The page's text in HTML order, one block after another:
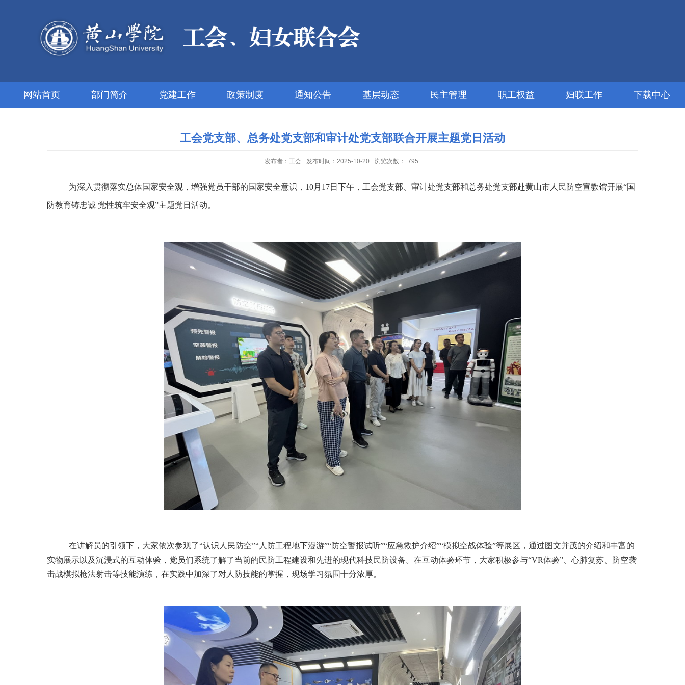
网站首页 部门简介 党建工作 政策制度 通知公告 基层动态 民主管理 职工权益 妇联工作 下载中心
工会党支部、总务处党支部和审计处党支部联合开展主题党日活动
发布者：工会 发布时间：2025-10-20 浏览次数： 795
为深入贯彻落实总体国家安全观，增强党员干部的国家安全意识， 10月17日下午，工会党支部、审计处党支部和总务处党支部赴黄山市人民防空宣教馆开展“国
防教育铸忠诚 党性筑牢安全观”主题党日活动。
在讲解员的引领下，大家依次参观了“认识人民防空”“人防工程地下漫游”“防空警报试听”“应急救护介绍”“模拟空战体验”等展区，通过图文并茂的介绍和丰富的
实物展示以及沉浸式的互动体验，党员们系统了解了当前的民防工程建设和先进的现代科技民防设备。在互动体验环节，大家积极参与“VR体验”、心肺复苏、防空袭
击战模拟枪法射击等技能演练，在实践中加深了对人防技能的掌握，现场学习氛围十分浓厚。